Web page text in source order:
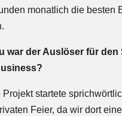
monatlich die besten
war der Auslöser für den
Projekt startete
Feier, da wir dort